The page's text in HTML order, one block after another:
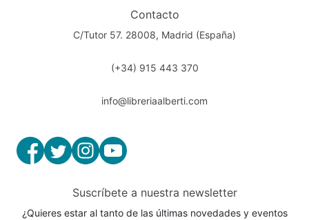
Contacto
C/Tutor 57. 28008, Madrid (España)
(+34) 915 443 370
info@libreriaalberti.com
Suscríbete a nuestra newsletter
¿Quieres estar al tanto de las últimas novedades y eventos